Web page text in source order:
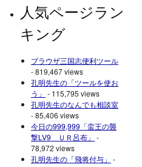
人気ページラン
キング
ブラウザ三国志便利ツール
- 819,467 views
孔明先生の「ツールを使お
う」 - 115,795 views
孔明先生のなんでも相談室
- 85,406 views
今日の999,999「蛮王の襲
撃LV9 ＵＲ呂布」 -
78,972 views
孔明先生の「飛将付与」 -